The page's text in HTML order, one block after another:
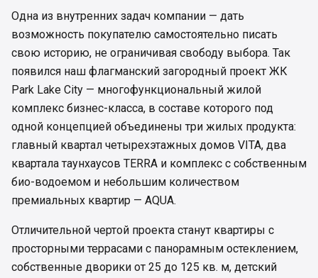
Одна из внутренних задач компании — дать
возможность покупателю самостоятельно писать
свою историю, не ограничивая свободу выбора. Так
появился наш флагманский загородный проект ЖК
Park Lake City — многофункциональный жилой
комплекс бизнес-класса, в составе которого под
одной концепцией объединены три жилых продукта:
главный квартал четырехэтажных домов VITA, два
квартала таунхаусов TERRA и комплекс с собственным
био-водоемом и небольшим количеством
премиальных квартир — AQUA.
Отличительной чертой проекта станут квартиры с
просторными террасами с панорамным остеклением,
собственные дворики от 25 до 125 кв. м, детский